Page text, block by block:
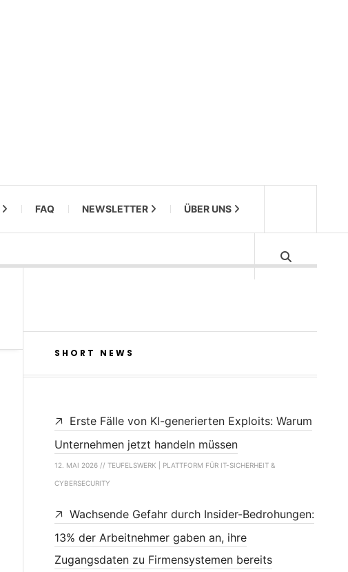
FAQ NEWSLETTER ÜBER UNS
SHORT NEWS
Erste Fälle von KI-generierten Exploits: Warum
Unternehmen jetzt handeln müssen
12. MAI 2026 // TEUFELSWERK | PLATTFORM FÜR IT-SICHERHEIT &
CYBERSECURITY
Wachsende Gefahr durch Insider-Bedrohungen:
13% der Arbeitnehmer gaben an, ihre
Zugangsdaten zu Firmensystemen bereits